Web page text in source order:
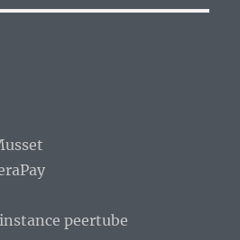
peertube